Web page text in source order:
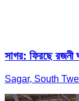
সাগর: ফিরছে রজনী
Sagar, South